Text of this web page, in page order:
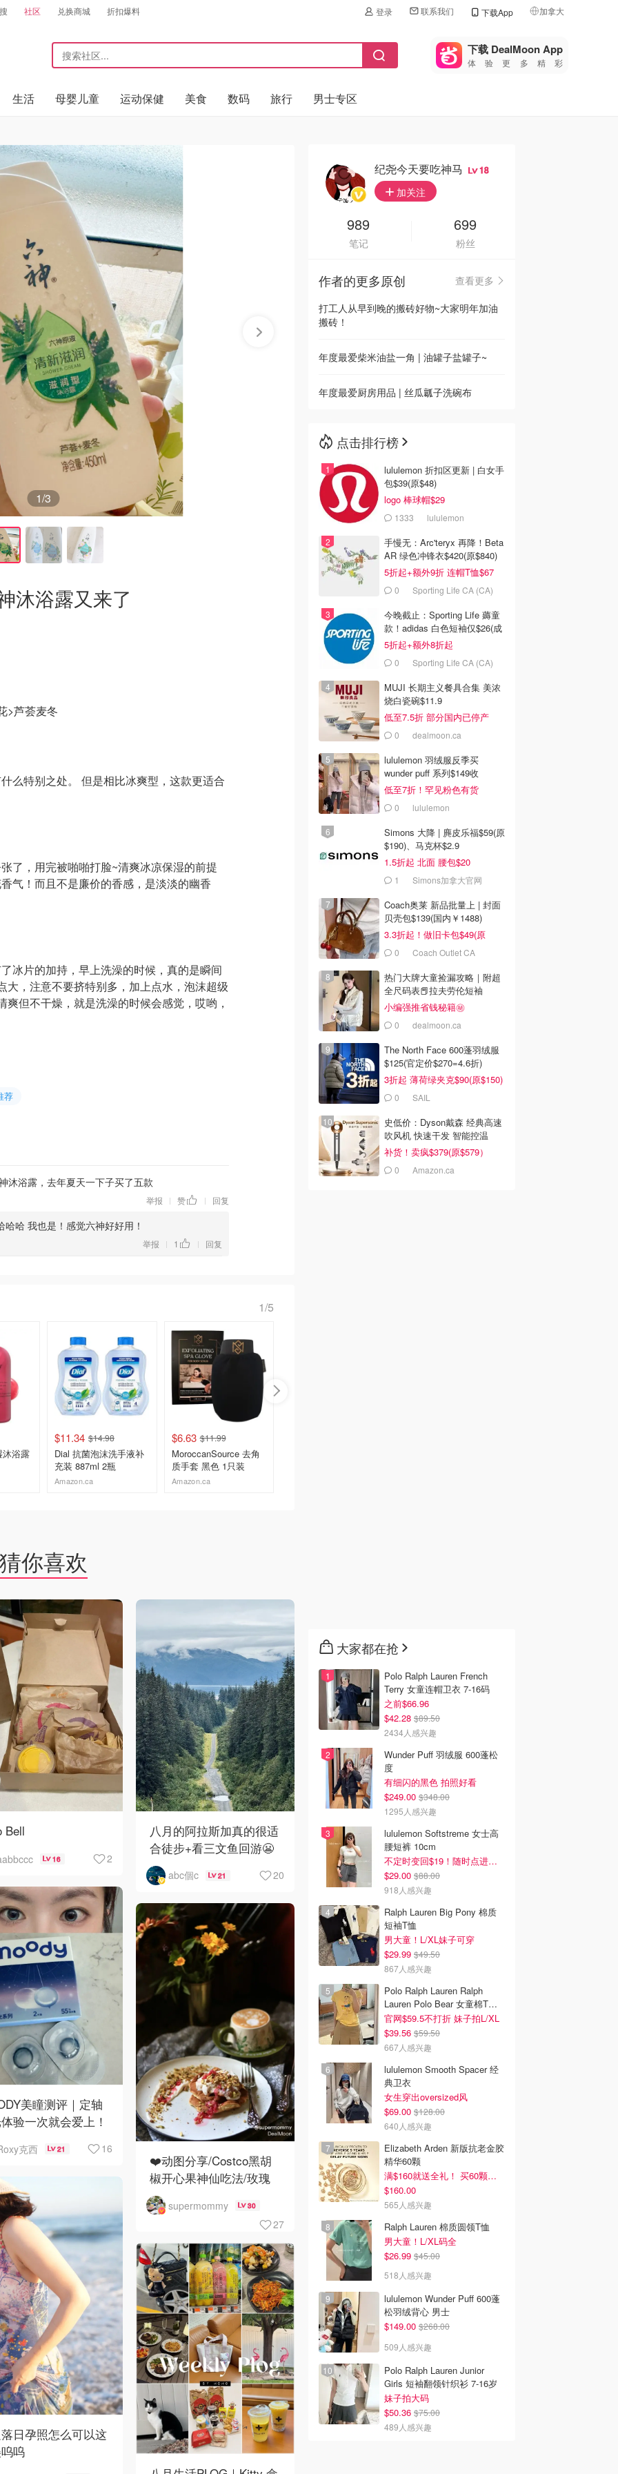
社区 兑换商城 折扣爆料 登录 联系我们 下载App 加拿大
🇺🇸
美国
🇨🇳中国
🇩🇪
🇮🇹
🇦🇺
🇳🇿新西兰
下载 DealMoon App
体验更多精彩
生活 母婴儿童 运动保健 美食 数码 旅行 男士专区
1/3
沐浴露又来了
>芦荟麦冬
么特别之处。 但是相比冰爽型，这款更适合
了，用完被啪啪打脸~清爽冰凉保湿的前提
气！而且不是廉价的香感，是淡淡的幽香
冰片的加持，早上洗澡的时候，真的是瞬间
大，注意不要挤特别多，加上点水，泡沫超级
但不干燥，就是洗澡的时候会感觉，哎哟，
荐
沐浴露，去年夏天一下子买了五款
举报 | 赞 | 回复
哈哈 我也是！感觉六神好好用！
举报 | 1 | 回复
1/5
浴露
$11.34 $14.98
Dial 抗菌泡沫洗手液补
充装 887ml 2瓶
Amazon.ca
$6.63 $11.99
MoroccanSource 去角
质手套 黑色 1只装
Amazon.ca
猜你喜欢
Bell
16 2
八月的阿拉斯加真的很适
合徒步+看三文鱼回游😬
abc個c 21 20
美瞳测评｜定轴
验一次就会爱上！
克西 21 16
❤️动图分享/Costco黑胡
椒开心果神仙吃法/玫瑰
全蛋松饼配黑胡椒开心果
碎太惊艳😍
supermommy 30
27
日孕照怎么可以这
呜
纪尧今天要吃神马 18
加关注
989
笔记
699
粉丝
作者的更多原创
查看更多
打工人从早到晚的搬砖好物~大家明年加油
搬砖！
年度最爱柴米油盐一角 | 油罐子盐罐子~
年度最爱厨房用品 | 丝瓜瓤子洗碗布
点击排行榜
lululemon 折扣区更新 | 白女手
包$39(原$48)
logo 棒球帽$29
1333 lululemon
手慢无：Arc'teryx 再降！Beta
AR 绿色冲锋衣$420(原$840)
5折起+额外9折 连帽T恤$67
0 Sporting Life CA (CA)
今晚截止：Sporting Life 薅童
款！adidas 白色短袖仅$26(成
人款$34)
5折起+额外8折起
0 Sporting Life CA (CA)
MUJI 长期主义餐具合集 美浓
烧白瓷碗$11.9
低至7.5折 部分国内已停产
0 dealmoon.ca
lululemon 羽绒服反季买
wunder puff 系列$149收
低至7折！罕见粉色有货
0 lululemon
Simons 大降 | 麂皮乐福$59(原
$190)、马克杯$2.9
1.5折起 北面 腰包$20
1 Simons加拿大官网
Coach奥莱 新品批量上 | 封面
贝壳包$139(国内￥1488)
3.3折起！做旧卡包$49(原
$150)
0 Coach Outlet CA
热门大牌大童捡漏攻略｜附超
全尺码表📕拉夫劳伦短袖
$26.99
小编强推省钱秘籍㊙️
0 dealmoon.ca
The North Face 600蓬羽绒服
$125(官定价$270=4.6折)
3折起 薄荷绿夹克$90(原$150)
0 SAIL
史低价：Dyson戴森 经典高速
吹风机 快速干发 智能控温
补货！卖疯$379(原$579）
0 Amazon.ca
大家都在抢
Polo Ralph Lauren French
Terry 女童连帽卫衣 7-16码
之前$66.96
$42.28 $89.50
2434人感兴趣
Wunder Puff 羽绒服 600蓬松
度
有细闪的黑色 拍照好看
$249.00 $348.00
1295人感兴趣
lululemon Softstreme 女士高
腰短裤 10cm
不定时变回$19！随时点进来看
$29.00 $88.00
918人感兴趣
Ralph Lauren Big Pony 棉质
短袖T恤
男大童！L/XL妹子可穿
$29.99 $49.50
867人感兴趣
Polo Ralph Lauren Ralph
Lauren Polo Bear 女童棉T恤
染色 1件
官网$59.5不打折 妹子拍L/XL
$39.56 $59.50
667人感兴趣
lululemon Smooth Spacer 经
典卫衣
女生穿出oversized风
$69.00 $128.00
640人感兴趣
Elizabeth Arden 新版抗老金胶
精华60颗
满$160就送全礼！ 买60颗刚好
$160.00
565人感兴趣
Ralph Lauren 棉质圆领T恤
男大童！L/XL码全
$26.99 $45.00
518人感兴趣
lululemon Wunder Puff 600蓬
松羽绒背心 男士
$149.00 $268.00
509人感兴趣
Polo Ralph Lauren Junior
Girls 短袖翻领针织衫 7-16岁
妹子拍大码
$50.36 $75.00
489人感兴趣